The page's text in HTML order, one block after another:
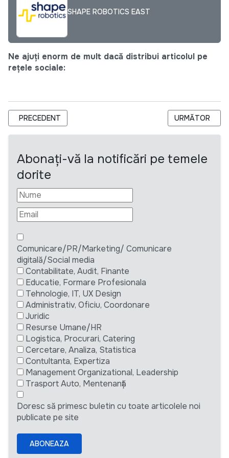
SHAPE ROBOTICS EAST
Ne ajuți enorm de mult dacă distribui articolul pe
rețele sociale:
ARTICOL PRECEDENT: ÎNTREPRINDEREA SOCIALĂ DE
PRECEDENT ARTICOLUL
URMĂTOR
Abonați-vă la notificări pe temele
dorite
Comunicare/PR/Marketing/ Comunicare
digitală/Social media
Contabilitate, Audit, Finante
Educatie, Formare Profesionala
Tehnologie, IT, UX Design
Administrativ, Oficiu, Coordonare
Juridic
Resurse Umane/HR
Logistica, Procurari, Catering
Cercetare, Analiza, Statistica
Contultanta, Expertiza
Management Organizational, Leadership
Trasport Auto, Mentenanță
Doresc să primesc buletin cu toate articolele noi
publicate pe site
ABONEAZA